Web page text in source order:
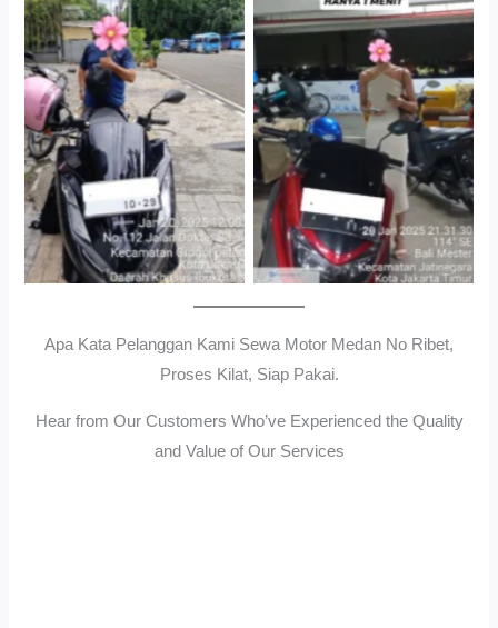
Antar Jemput Kendaraan
Cityplaza Jatinegara
Gedung Parkir P6ASewa
Motor Medan Sunggal No
Ribet, Proses Kilat, Siap
Pakai.
Apa Kata Pelanggan Kami Sewa Motor Medan No Ribet,
Proses Kilat, Siap Pakai.
Hear from Our Customers Who’ve Experienced the Quality
and Value of Our Services